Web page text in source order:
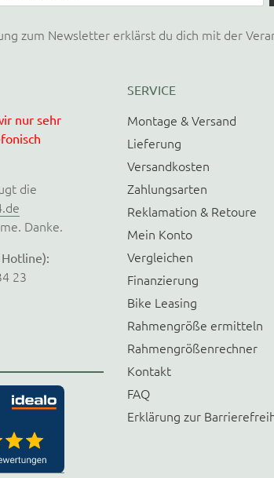
zum Newsletter erklärst du dich mit der
nur sehr
die
Danke.
23
SERVICE
Montage & Versand
Lieferung
Versandkosten
Zahlungsarten
Reklamation & Retoure
Mein Konto
Vergleichen
Finanzierung
Bike Leasing
Rahmengröße ermitteln
Rahmengrößenrechner
Kontakt
FAQ
Erklärung zur